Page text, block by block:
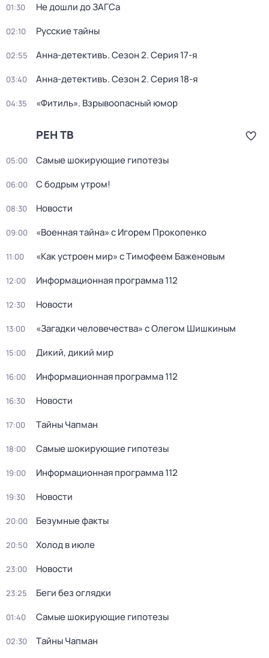
01:30 Не дошли до ЗАГСа
02:10 Русские тайны
02:55 Анна-детективъ. Сезон 2. Серия 17-я
03:40 Анна-детективъ. Сезон 2. Серия 18-я
04:35 «Фитиль». Взрывоопасный юмор
РЕН ТВ
05:00 Самые шoкиpующие гипотезы
06:00 С бодрым утром!
08:30 Новости
09:00 «Военная тайна» с Игорем Прокопенко
11:00 «Как устроен мир» с Тимофеем Баженовым
12:00 Информационная программа 112
12:30 Новости
13:00 «Загадки человечества» с Олегом Шишкиным
15:00 Дикий, дикий мир
16:00 Информационная программа 112
16:30 Новости
17:00 Тaйны Чапман
18:00 Самые шoкиpующие гипотезы
19:00 Информационная программа 112
19:30 Новости
20:00 Бeзумные фaкты
20:50 Холод в июле
23:00 Новости
23:25 Беги без оглядки
01:40 Самые шoкиpующие гипотезы
02:30 Тaйны Чапман